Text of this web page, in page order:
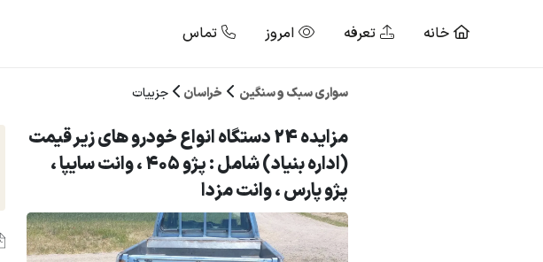
خانه تعرفه امروز تماس
سواری سبک و سنگین خراسان جزییات
مزایده 24 دستگاه انواع خودرو های زیر قیمت
(اداره بنیاد) شامل : پژو ۴۰۵ ، وانت سایپا ،
پژو پارس ، وانت مزدا